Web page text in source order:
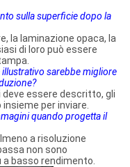
sulla superficie dopo la
la laminazione opaca, la
di loro può essere
sarebbe migliore
deve essere descritto, gli
per inviare.
quando progetta il
a risoluzione
non sono
basso rendimento.